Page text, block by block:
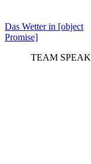
Das Wetter in [object
Promise]
TEAM SPEAK